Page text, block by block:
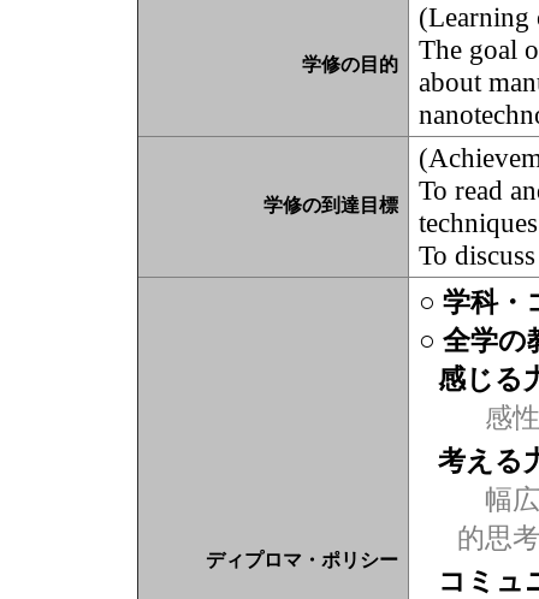
学修の目的
(Learning
The goal
about
学修の到達目標
To read
To
ディプロマ・ポリシー
○ 学科・
○ 全学の
感じる
感性
考える
幅
的思
コミュ